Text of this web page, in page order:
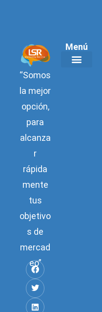
“Somos
la mejor
opción,
para
alcanza
r
rápida
mente
tus
objetivo
s de
mercad
eo”
Menú